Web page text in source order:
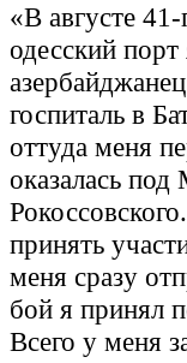
«В августе
одесский
госпиталь в
оттуда меня
оказалась
принять
меня сразу
бой я принял
Всего у меня